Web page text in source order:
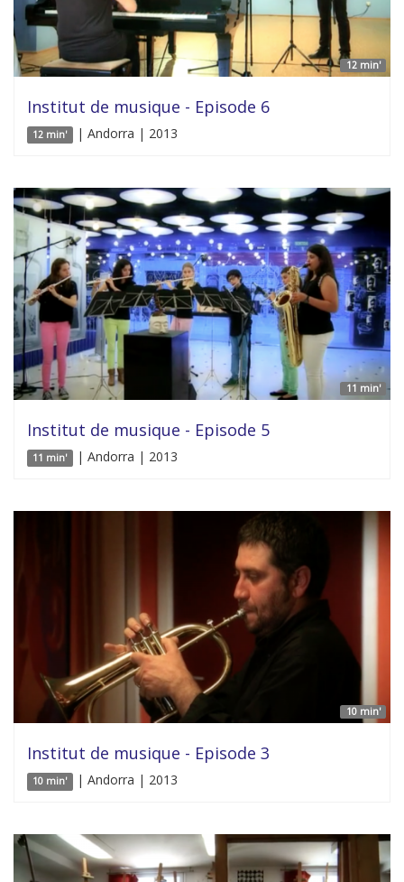
12 min'
Institut de musique - Episode 6
12 min' | Andorra | 2013
11 min'
Institut de musique - Episode 5
11 min' | Andorra | 2013
10 min'
Institut de musique - Episode 3
10 min' | Andorra | 2013